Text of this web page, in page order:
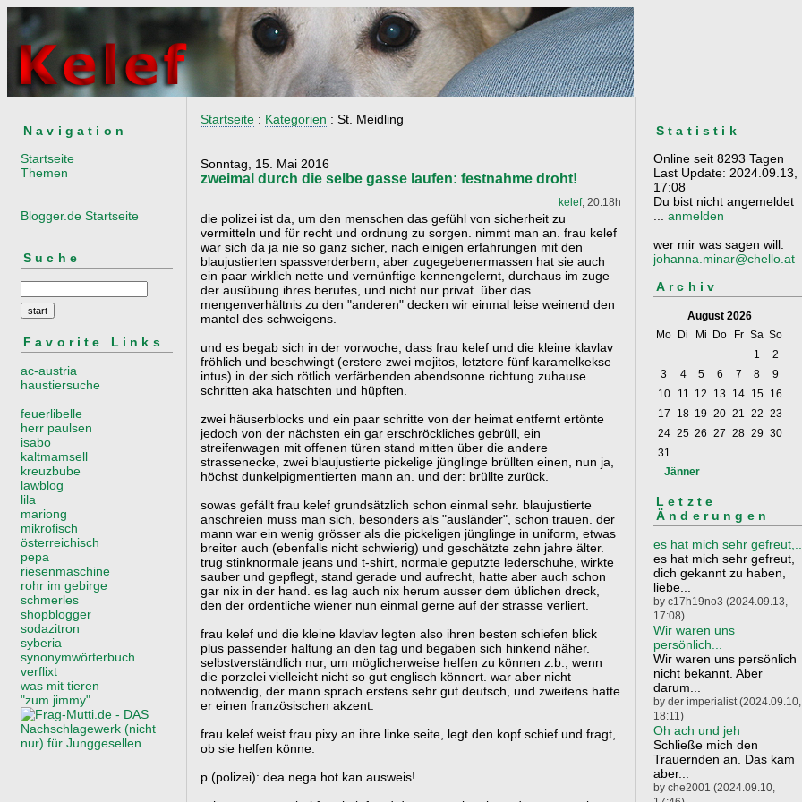
Navigation
Startseite
Themen
Blogger.de Startseite
Suche
Favorite Links
ac-austria
haustiersuche
feuerlibelle
herr paulsen
isabo
kaltmamsell
kreuzbube
lawblog
lila
mariong
mikrofisch
österreichisch
pepa
riesenmaschine
rohr im gebirge
schmerles
shopblogger
sodazitron
syberia
synonymwörterbuch
verflixt
was mit tieren
"zum jimmy"
Startseite : Kategorien : St. Meidling
Sonntag, 15. Mai 2016
zweimal durch die selbe gasse laufen: festnahme droht!
kelef, 20:18h
die polizei ist da, um den menschen das gefühl von sicherheit zu
vermitteln und für recht und ordnung zu sorgen. nimmt man an. frau kelef
war sich da ja nie so ganz sicher, nach einigen erfahrungen mit den
blaujustierten spassverderbern, aber zugegebenermassen hat sie auch
ein paar wirklich nette und vernünftige kennengelernt, durchaus im zuge
der ausübung ihres berufes, und nicht nur privat. über das
mengenverhältnis zu den "anderen" decken wir einmal leise weinend den
mantel des schweigens.
und es begab sich in der vorwoche, dass frau kelef und die kleine klavlav
fröhlich und beschwingt (erstere zwei mojitos, letztere fünf karamelkekse
intus) in der sich rötlich verfärbenden abendsonne richtung zuhause
schritten aka hatschten und hüpften.
zwei häuserblocks und ein paar schritte von der heimat entfernt ertönte
jedoch von der nächsten ein gar erschröckliches gebrüll, ein
streifenwagen mit offenen türen stand mitten über die andere
strassenecke, zwei blaujustierte pickelige jünglinge brüllten einen, nun ja,
höchst dunkelpigmentierten mann an. und der: brüllte zurück.
sowas gefällt frau kelef grundsätzlich schon einmal sehr. blaujustierte
anschreien muss man sich, besonders als "ausländer", schon trauen. der
mann war ein wenig grösser als die pickeligen jünglinge in uniform, etwas
breiter auch (ebenfalls nicht schwierig) und geschätzte zehn jahre älter.
trug stinknormale jeans und t-shirt, normale geputzte lederschuhe, wirkte
sauber und gepflegt, stand gerade und aufrecht, hatte aber auch schon
gar nix in der hand. es lag auch nix herum ausser dem üblichen dreck,
den der ordentliche wiener nun einmal gerne auf der strasse verliert.
frau kelef und die kleine klavlav legten also ihren besten schiefen blick
plus passender haltung an den tag und begaben sich hinkend näher.
selbstverständlich nur, um möglicherweise helfen zu können z.b., wenn
die porzelei vielleicht nicht so gut englisch könnert. war aber nicht
notwendig, der mann sprach erstens sehr gut deutsch, und zweitens hatte
er einen französischen akzent.
frau kelef weist frau pixy an ihre linke seite, legt den kopf schief und fragt,
ob sie helfen könne.
p (polizei): dea nega hot kan ausweis!
Statistik
Online seit 8293 Tagen
Last Update: 2024.09.13,
17:08
Du bist nicht angemeldet
... anmelden
wer mir was sagen will:
johanna.minar@chello.at
Archiv
August 2026
Mo
Di Mi Do Fr Sa So
1
2
3
4 5 6 7 8
9
10
11 12 13 14 15
16
17
18 19 20 21 22 23
24 25 26 27 28 29 30
31
Jänner
Letzte
Änderungen
es hat mich sehr
es hat mich sehr gefreut,
dich gekannt zu haben,
liebe...
by c17h19no3 (2024.09.13,
17:08)
Wir waren uns
persönlich...
Wir waren uns persönlich
nicht bekannt. Aber
darum...
by der imperialist (2024.09.10,
18:11)
Oh ach und jeh
Schließe mich den
Trauernden an. Das kam
aber...
by che2001 (2024.09.10,